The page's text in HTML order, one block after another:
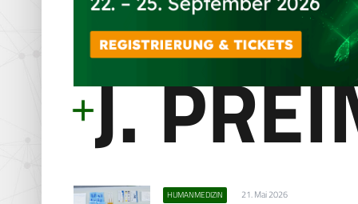
J.
HUMANMEDIZIN 21. Mai 2026